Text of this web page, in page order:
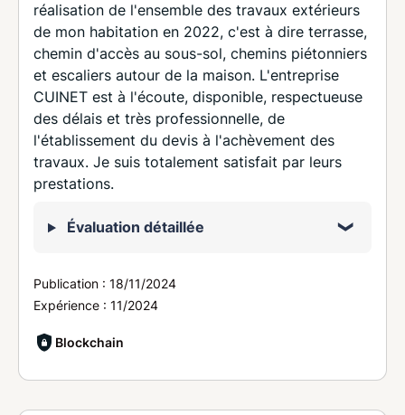
réalisation de l'ensemble des travaux extérieurs
de mon habitation en 2022, c'est à dire terrasse,
chemin d'accès au sous-sol, chemins piétonniers
et escaliers autour de la maison. L'entreprise
CUINET est à l'écoute, disponible, respectueuse
des délais et très professionnelle, de
l'établissement du devis à l'achèvement des
travaux. Je suis totalement satisfait par leurs
prestations.
Évaluation détaillée
Publication : 18/11/2024
Expérience : 11/2024
Blockchain